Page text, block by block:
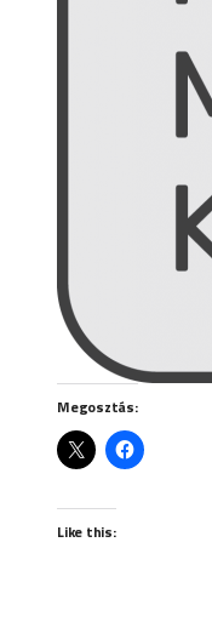
Megosztás:
Like this: